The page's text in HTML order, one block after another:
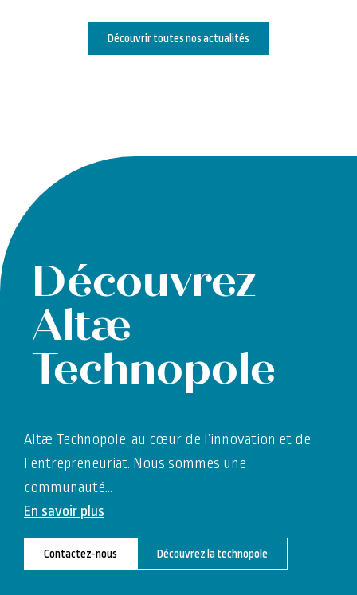
Découvrir toutes nos actualités
Découvrez
Altæ
Technopole
Altæ Technopole, au cœur de l’innovation et de
l’entrepreneuriat. Nous sommes une
communauté…
En savoir plus
Contactez-nous Découvrez la technopole